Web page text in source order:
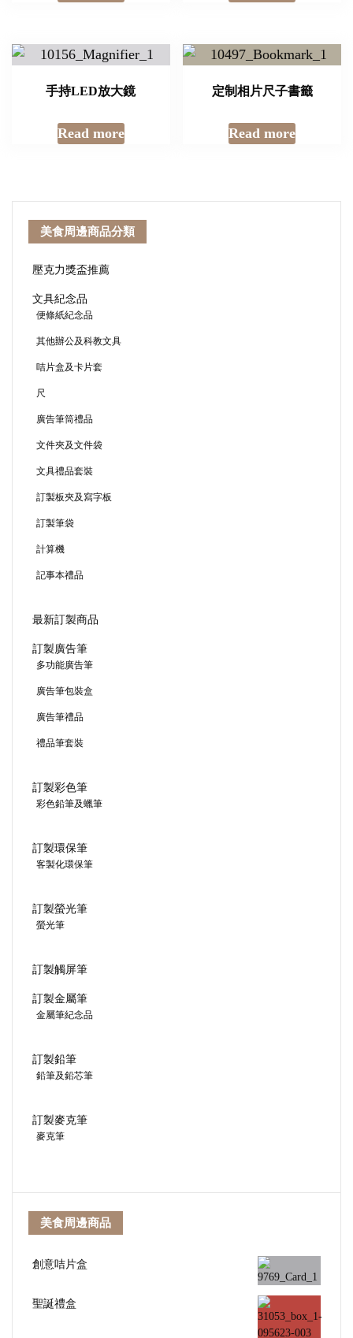
手持LED放大鏡
Read more
定制相片尺子書籤
Read more
美食周邊商品分類
壓克力獎盃推薦
文具紀念品
便條紙紀念品
其他辦公及科教文具
咭片盒及卡片套
尺
廣告筆筒禮品
文件夾及文件袋
文具禮品套裝
訂製板夾及寫字板
訂製筆袋
計算機
記事本禮品
最新訂製商品
訂製廣告筆
多功能廣告筆
廣告筆包裝盒
廣告筆禮品
禮品筆套裝
訂製彩色筆
彩色鉛筆及蠟筆
訂製環保筆
客製化環保筆
訂製螢光筆
螢光筆
訂製觸屏筆
訂製金屬筆
金屬筆紀念品
訂製鉛筆
鉛筆及鉛芯筆
訂製麥克筆
麥克筆
美食周邊商品
創意咭片盒
聖誕禮盒